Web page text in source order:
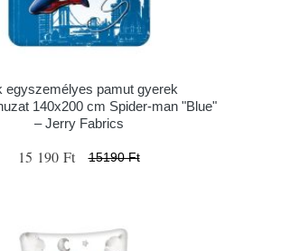
egyszemélyes pamut gyerek
140x200 cm Spider-man "Blue"
– Jerry Fabrics
15 190 Ft 15190 Ft